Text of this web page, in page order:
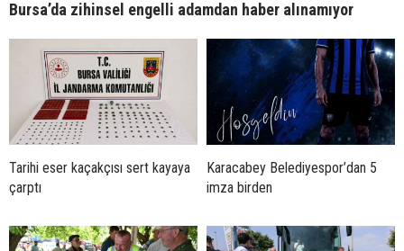
Bursa’da zihinsel engelli adamdan haber alınamıyor
Tarihi eser kaçakçısı sert kayaya
çarptı
Karacabey Belediyespor’dan 5
imza birden